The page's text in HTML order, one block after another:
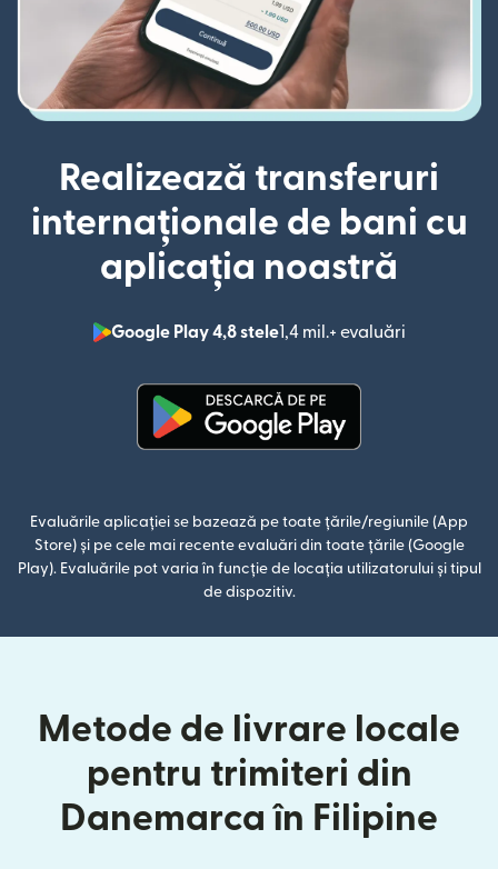
Realizează transferuri
internaționale de bani cu
aplicația noastră
Google Play 4,8 stele1,4 mil.+ evaluări
(se
Evaluările aplicației se bazează pe toate țările/regiunile (App
Store) și pe cele mai recente evaluări din toate țările (Google
Play). Evaluările pot varia în funcție de locația utilizatorului și tipul
de dispozitiv.
Metode de livrare locale
pentru trimiteri din
Danemarca în Filipine